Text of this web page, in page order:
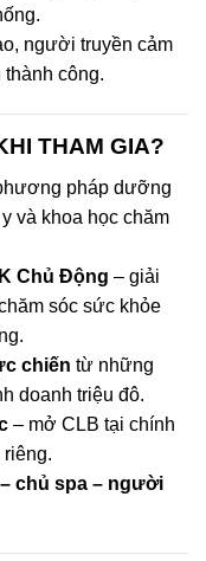
người truyền cảm
công.
THAM GIA?
pháp dưỡng
và khoa học chăm
Chủ Động – giải
sóc sức khỏe
chiến từ những
doanh triệu đô.
– mở CLB tại chính
chủ spa – người